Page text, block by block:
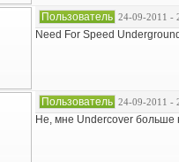
Пользователь 24-09-2011 -
Need For Speed
Пользователь 24-09-2011 -
Не, мне Undercover больше